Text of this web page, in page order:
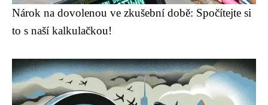
Nárok na dovolenou ve zkušební době: Spočítejte si
to s naší kalkulačkou!